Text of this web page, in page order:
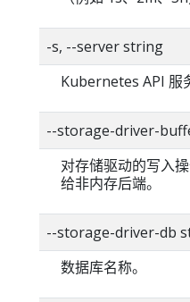
-s, --server string
Kubernetes API 服
--storage-driver-
对存储驱动的写入
给非内存后端。
--storage-driver-db
数据库名称。